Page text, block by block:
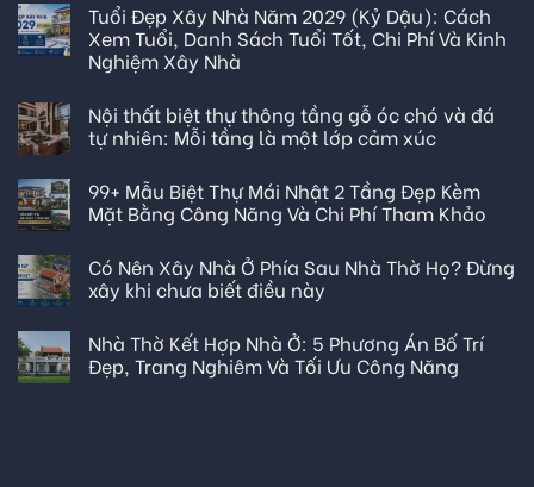
Tuổi Đẹp Xây Nhà Năm 2029 (Kỷ Dậu): Cách
Xem Tuổi, Danh Sách Tuổi Tốt, Chi Phí Và Kinh
Nghiệm Xây Nhà
Nội thất biệt thự thông tầng gỗ óc chó và đá
tự nhiên: Mỗi tầng là một lớp cảm xúc
99+ Mẫu Biệt Thự Mái Nhật 2 Tầng Đẹp Kèm
Mặt Bằng Công Năng Và Chi Phí Tham Khảo
Có Nên Xây Nhà Ở Phía Sau Nhà Thờ Họ? Đừng
xây khi chưa biết điều này
Nhà Thờ Kết Hợp Nhà Ở: 5 Phương Án Bố Trí
Đẹp, Trang Nghiêm Và Tối Ưu Công Năng